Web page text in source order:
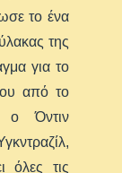
το ένα
της
για το
από το
Όντιν
όλες τις